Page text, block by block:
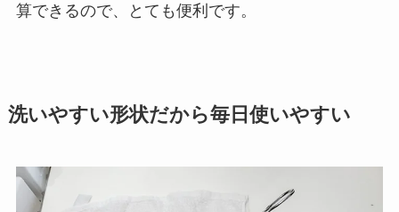
算できるので、とても便利です。
洗いやすい形状だから毎日使いやすい